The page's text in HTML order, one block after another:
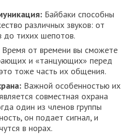
Байбаки способны
различных звуков: от
до тихих шепотов.
Время от времени вы сможете
и «танцующих» перед
тоже часть их общения.
Важной особенностью их
совместная охрана
один из членов группы
он подает сигнал, и
в норах.